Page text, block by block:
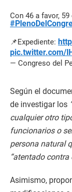
Con 46 a favor,
📌Expediente:
pic.twitter.com/
— Congreso del
Según el
de investigar los
cualquier otro
funcionarios o
persona natural
“atentado
Asimismo,